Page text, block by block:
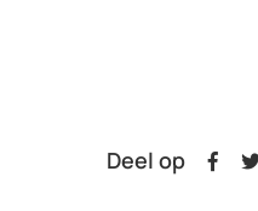
Deel op